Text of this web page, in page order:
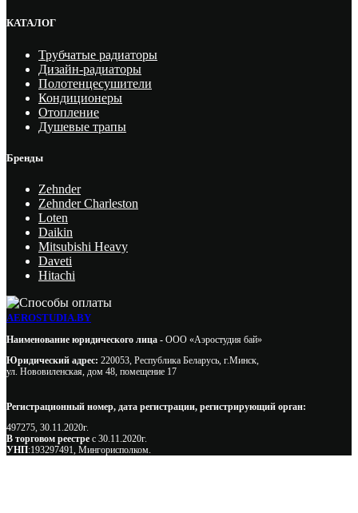
КАТАЛОГ
Трубчатые радиаторы
Дизайн-радиаторы
Полотенцесушители
Кондиционеры
Отопление
Душевые трапы
Бренды
Zehnder
Zehnder Charleston
Loten
Daikin
Mitsubishi Heavy
Daveti
Hitachi
AEROSTUDIA.BY
Наименование юридического лица - ООО «Аэростудия бай»
Юридический адрес: 220053, Республика Беларусь, г.Минск,
ул. Нововиленская, дом 48, помещение 17
Регистрационный номер, дата регистрации, регистрирующий орган:
497275, 30.11.2020г.
В торговом реестре с 30.11.2020г.
УНП:193297491, Мингорисполком.